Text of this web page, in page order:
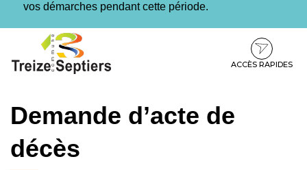
vos démarches pendant cette période.
contenu
pied
ACCÈS RAPIDES
Demande d’acte de
décès